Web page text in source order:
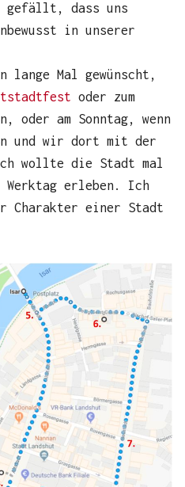
gefällt, dass uns
in unserer
lange Mal gewünscht,
oder zum
oder am Sonntag, wenn
und wir dort mit der
wollte die Stadt mal
Werktag erleben. Ich
Charakter einer Stadt